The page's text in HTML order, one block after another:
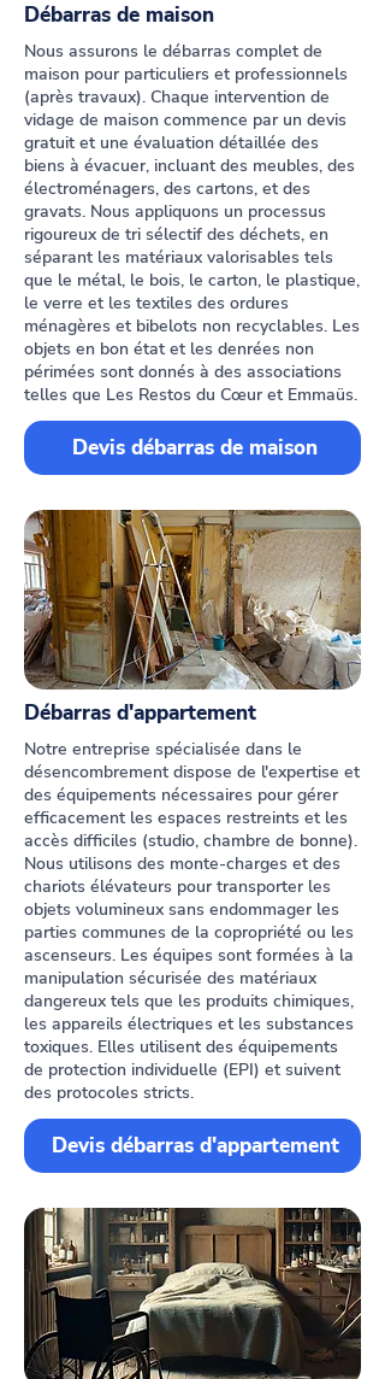
Débarras de maison
Nous assurons le débarras complet de
maison pour particuliers et professionnels
(après travaux). Chaque intervention de
vidage de maison commence par un devis
gratuit et une évaluation détaillée des
biens à évacuer, incluant des meubles, des
électroménagers, des cartons, et des
gravats. Nous appliquons un processus
rigoureux de tri sélectif des déchets, en
séparant les matériaux valorisables tels
que le métal, le bois, le carton, le plastique,
le verre et les textiles des ordures
ménagères et bibelots non recyclables. Les
objets en bon état et les denrées non
périmées sont donnés à des associations
telles que Les Restos du Cœur et Emmaüs.
Devis débarras de maison
Débarras d'appartement
Notre entreprise spécialisée dans le
désencombrement dispose de l'expertise et
des équipements nécessaires pour gérer
efficacement les espaces restreints et les
accès difficiles (studio, chambre de bonne).
Nous utilisons des monte-charges et des
chariots élévateurs pour transporter les
objets volumineux sans endommager les
parties communes de la copropriété ou les
ascenseurs. Les équipes sont formées à la
manipulation sécurisée des matériaux
dangereux tels que les produits chimiques,
les appareils électriques et les substances
toxiques. Elles utilisent des équipements
de protection individuelle (EPI) et suivent
des protocoles stricts.
Devis débarras d'appartement